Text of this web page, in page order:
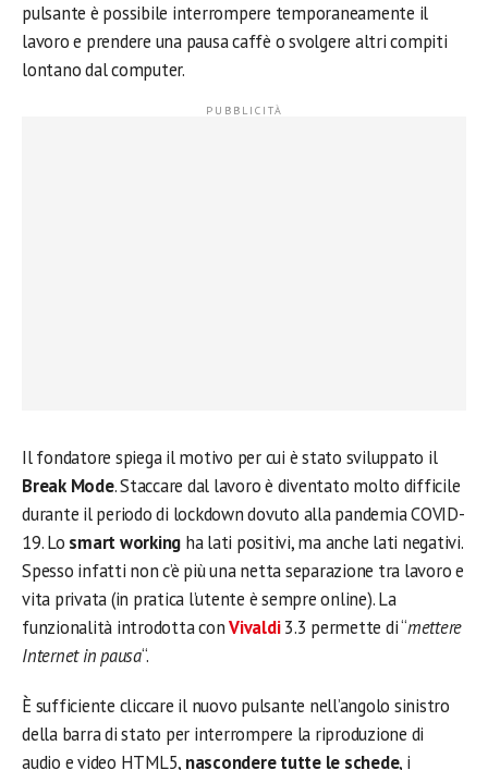
pulsante è possibile interrompere temporaneamente il
lavoro e prendere una pausa caffè o svolgere altri compiti
lontano dal computer.
Il fondatore spiega il motivo per cui è stato sviluppato il
Break Mode. Staccare dal lavoro è diventato molto difficile
durante il periodo di lockdown dovuto alla pandemia COVID-
19. Lo smart working ha lati positivi, ma anche lati negativi.
Spesso infatti non c’è più una netta separazione tra lavoro e
vita privata (in pratica l’utente è sempre online). La
funzionalità introdotta conVivaldi3.3 permette di “mettere
Internet in pausa“.
È sufficiente cliccare il nuovo pulsante nell’angolo sinistro
della barra di stato per interrompere la riproduzione di
audio e video HTML5, nascondere tutte le schede, i